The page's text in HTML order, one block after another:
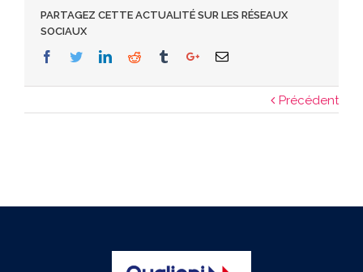
PARTAGEZ CETTE ACTUALITÉ SUR LES RÉSEAUX
SOCIAUX
Facebook
TwitterLinkedinReddit TumblrGoogle+Email
Précédent